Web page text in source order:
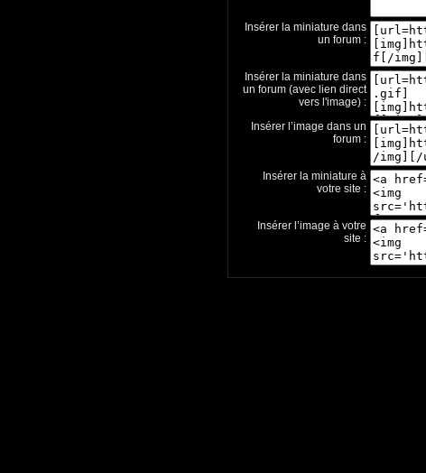
Insérer la miniature dans
un forum :
Insérer la miniature dans
un forum (avec lien direct
vers l'image) :
Insérer l’image dans un
forum :
Insérer la miniature à
votre site :
Insérer l’image à votre
site :